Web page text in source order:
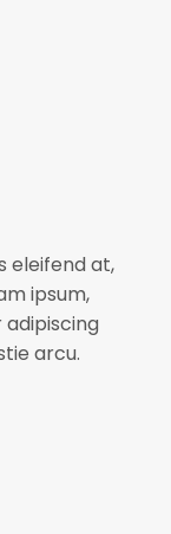
eleifend at,
ipsum,
arcu.